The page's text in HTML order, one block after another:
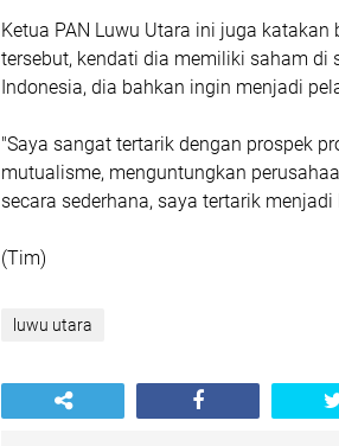
Ketua PAN Luwu Utara ini juga
tersebut, kendati dia memiliki saham di
Indonesia, dia bahkan ingin menjadi
"Saya sangat tertarik dengan prospek
mutualisme, menguntungkan
secara sederhana, saya tertarik
(Tim)
luwu utara